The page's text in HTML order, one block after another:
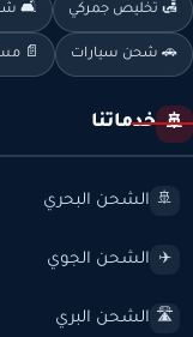
🛃 تخليص جمركي 🛋️
🚗 شحن سيارات 📄
🚢 خدماتنا
🚢 الشحن البحري
✈️ الشحن الجوي
🛣️ الشحن البري